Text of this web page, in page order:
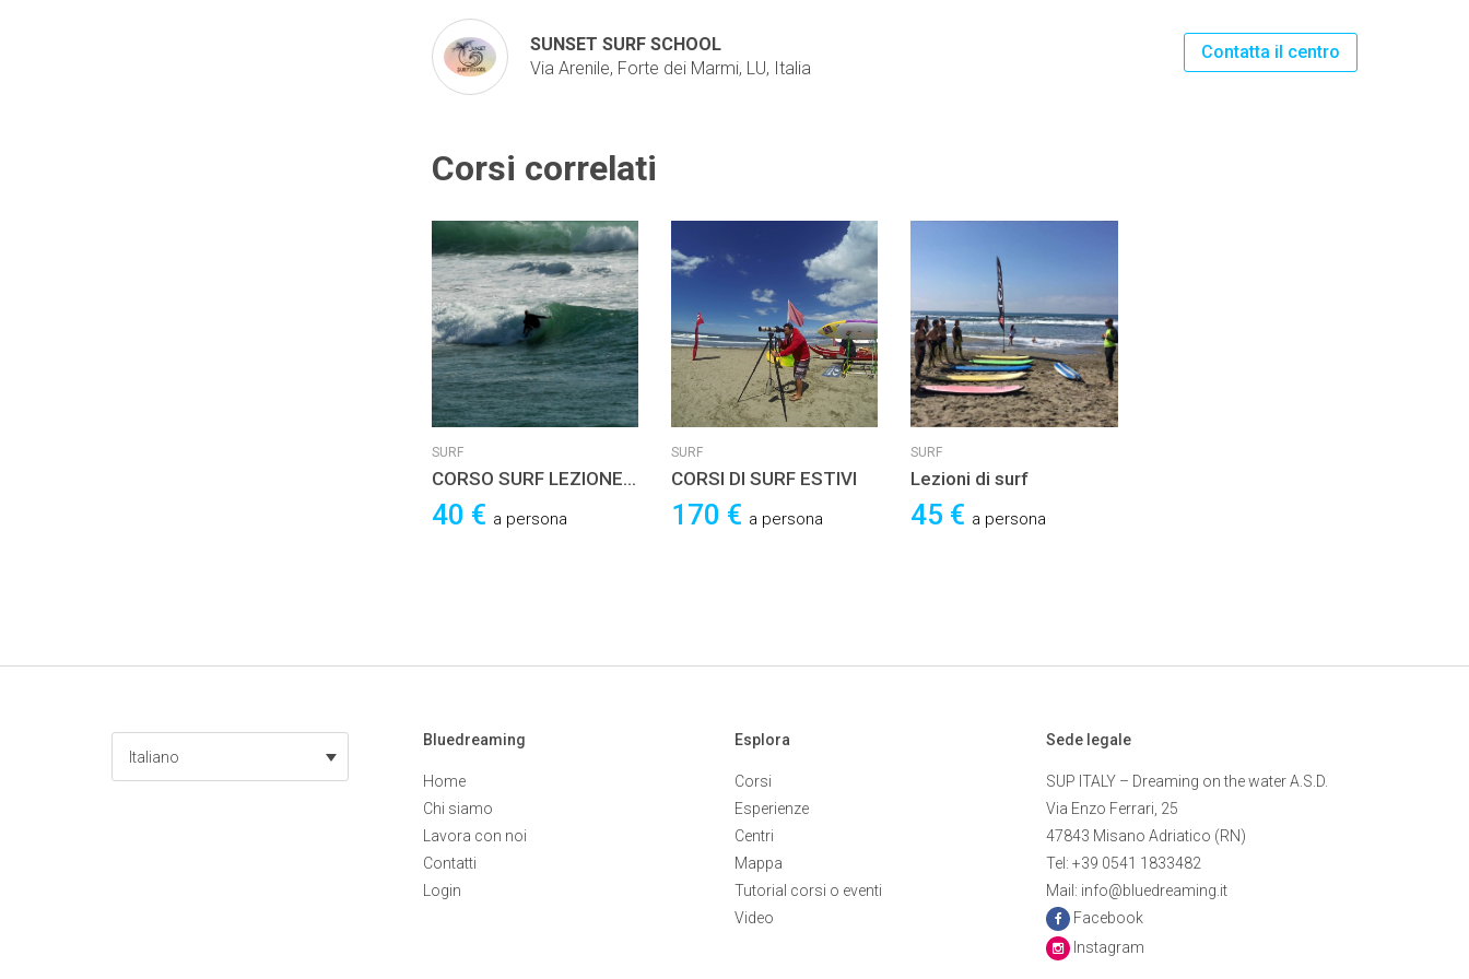
SUNSET SURF SCHOOL
Via Arenile, Forte dei Marmi, LU, Italia
Contatta il centro
Corsi correlati
SURF
CORSO SURF LEZIONE 2
ORE
40 € a persona
SURF
CORSI DI SURF ESTIVI
170 € a persona
SURF
Lezioni di surf
45 € a persona
Italiano
Bluedreaming
Home
Chi siamo
Lavora con noi
Contatti
Login
Esplora
Corsi
Esperienze
Centri
Mappa
Tutorial corsi o eventi
Video
Sede legale
SUP ITALY – Dreaming on the water A.S.D.
Via Enzo Ferrari, 25
47843 Misano Adriatico (RN)
Tel: +39 0541 1833482
Mail: info@bluedreaming.it
Facebook
Instagram